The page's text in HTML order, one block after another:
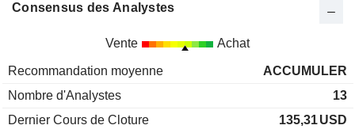
Consensus des Analystes
Vente Achat
Recommandation moyenne
ACCUMULER
Nombre d'Analystes
13
Dernier Cours de Cloture
135,31USD